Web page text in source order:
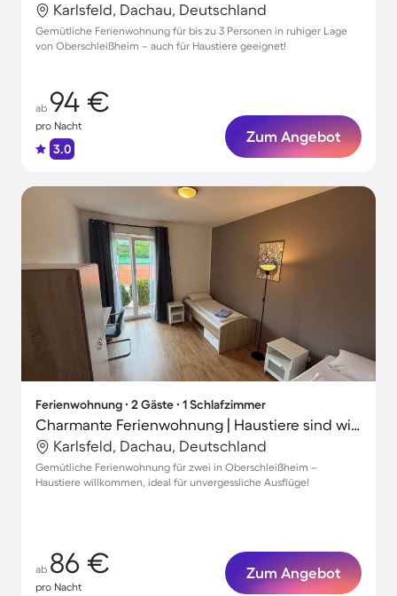
Karlsfeld, Dachau, Deutschland
Gemütliche Ferienwohnung für bis zu 3 Personen in ruhiger Lage
von Oberschleißheim – auch für Haustiere geeignet!
ab 94 €
pro Nacht
3.0
Zum Angebot
Ferienwohnung ∙ 2 Gäste ∙ 1 Schlafzimmer
Charmante Ferienwohnung | Haustiere sind willkommen
Karlsfeld, Dachau, Deutschland
Gemütliche Ferienwohnung für zwei in Oberschleißheim –
Haustiere willkommen, ideal für unvergessliche Ausflüge!
ab 86 €
pro Nacht
Zum Angebot